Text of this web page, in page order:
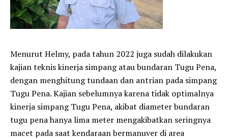
Menurut Helmy, pada tahun 2022 juga sudah dilakukan
kajian teknis kinerja simpang atau bundaran Tugu Pena,
dengan menghitung tundaan dan antrian pada simpang
Tugu Pena. Kajian sebelumnya karena tidak optimalnya
kinerja simpang Tugu Pena, akibat diameter bundaran
tugu pena hanya lima meter mengakibatkan seringnya
macet pada saat kendaraan bermanuver di area